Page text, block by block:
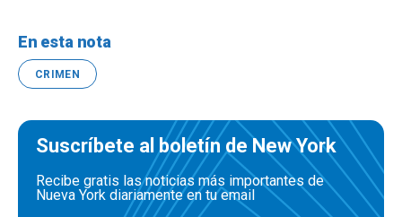
En esta nota
CRIMEN
Suscríbete al boletín de New York
Recibe gratis las noticias más importantes de
Nueva York diariamente en tu email